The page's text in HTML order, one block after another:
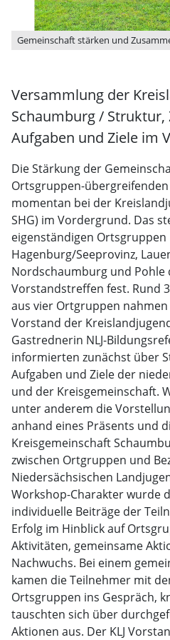
Gemeinschaft stärken und
Versammlung der
Schaumburg / Struktur,
Aufgaben und Ziele im
Die Stärkung der
Ortsgruppen-
momentan bei der
SHG) im Vordergrund. Das
eigenständigen Ortsgruppen
Hagenburg/Seeprovinz,
Nordschaumburg und Pohle
Vorstandstreffen fest. Rund
aus vier Ortgruppen
Vorstand der
Gastrednerin NLJ-
informierten zunächst über
Aufgaben und Ziele der
und der Kreisgemeinschaft.
unter anderem die
anhand eines Präsents und
Kreisgemeinschaft
zwischen Ortgruppen und
Niedersächsischen
Workshop-Charakter wurde
individuelle Beiträge der
Erfolg im Hinblick auf
Aktivitäten, gemeinsame
Nachwuchs. Bei einem
kamen die Teilnehmer mit
Ortsgruppen ins Gespräch,
tauschten sich über
Aktionen aus. Der KLJ